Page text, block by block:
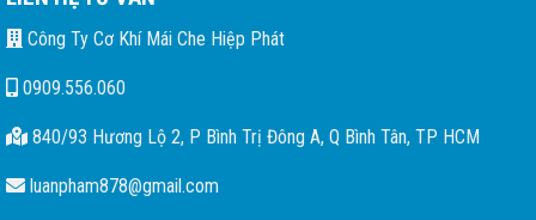
Công Ty Cơ Khí Mái Che Hiệp Phát
0909.556.060
840/93 Hương Lộ 2, P Bình Trị Đông A, Q Bình Tân, TP HCM
luanpham878@gmail.com